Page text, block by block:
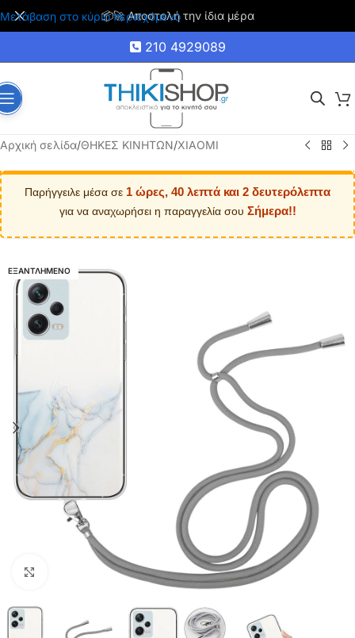
Μετάβαση στο κύριο περιεχόμενο
🚚 Δωρεάν μεταφορικά για αγορές άνω των 35€
210 4929089
Αρχική σελίδα/ΘΗΚΕΣ ΚΙΝΗΤΩΝ/XIAOMI
Παρήγγειλε μέσα σε 1 ώρες, 40 λεπτά και 2 δευτερόλεπτα
για να αναχωρήσει η παραγγελία σου Σήμερα!!
ΕΞΑΝΤΛΗΜΕΝΟ
Click to enlarge